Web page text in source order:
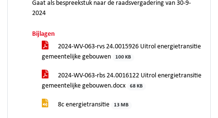
Gaat als bespreekstuk naar de raadsvergadering van 30-9-
2024
Bijlagen
2024-WV-063-rvs 24.0015926 Uitrol energietransitie
gemeentelijke gebouwen
100 KB
2024-WV-063-rbs 24.0016122 Uitrol energietransitie
gemeentelijke gebouwen.docx
68 KB
8c energietransitie 13 MB